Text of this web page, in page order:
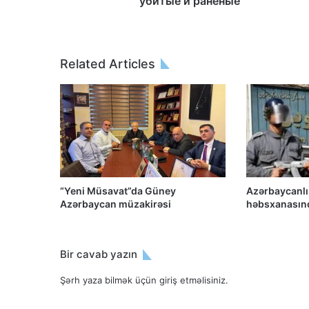
Related Articles
“Yeni Müsavat”da Güney
Azərbaycan müzakirəsi
Bir cavab yazın
Şərh yaza bilmək üçün giriş etməlisiniz.